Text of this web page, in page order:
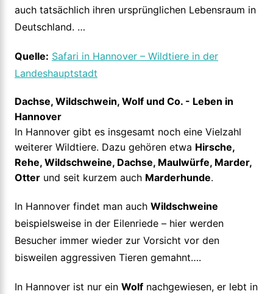
auch tatsächlich ihren ursprünglichen Lebensraum in
Deutschland. …
Quelle: Safari in Hannover – Wildtiere in der
Landeshauptstadt
Dachse, Wildschwein, Wolf und Co. - Leben in
Hannover
In Hannover gibt es insgesamt noch eine Vielzahl
weiterer Wildtiere. Dazu gehören etwa Hirsche,
Rehe, Wildschweine, Dachse, Maulwürfe, Marder,
Otterund seit kurzem auch Marderhunde.
In Hannover findet man auch Wildschweine
beispielsweise in der Eilenriede – hier werden
Besucher immer wieder zur Vorsicht vor den
bisweilen aggressiven Tieren gemahnt….
In Hannover ist nur ein Wolfnachgewiesen, er lebt in